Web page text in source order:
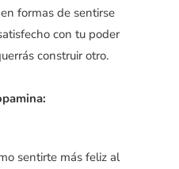
formas de sentirse
con tu poder
construir otro.
sentirte más feliz al